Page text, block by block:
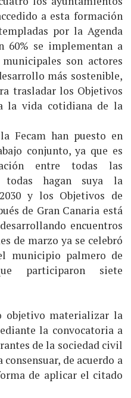
a esta formación
por la Agenda
60% se implementan a
son actores
más sostenible,
trasladar los Objetivos
la vida cotidiana de la
Fecam han puesto en
conjunto, ya que es
entre todas las
todas hagan suya la
y los Objetivos de
de Gran Canaria está
encuentros
de marzo ya se celebró
municipio palmero de
participaron siete
objetivo materializar la
la convocatoria a
de la sociedad civil
de acuerdo a
de aplicar el citado